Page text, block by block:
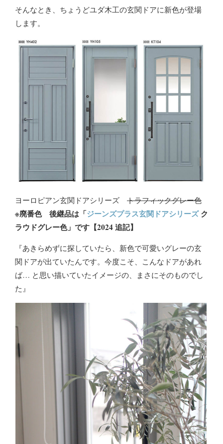
そんなとき、ちょうどユダ木工の玄関ドアに新色が登場
します。
ヨーロピアン玄関ドアシリーズ トラフィックグレー色
※廃番色 後継品は「ジーンズプラス玄関ドアシリーズク
ラウドグレー色」です【2024 追記】
『あきらめずに探していたら、新色で可愛いグレーの玄
関ドアが出ていたんです。今度こそ、こんなドアがあれ
ば… と思い描いていたイメージの、まさにそのものでし
た』